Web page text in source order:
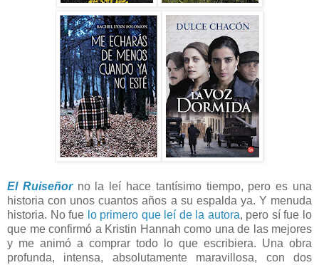
El Ruiseñorno la leí hace tantísimo tiempo, pero es una
historia con unos cuantos años a su espalda ya. Y menuda
historia. No fue lo primero que leí de la autora, pero sí fue lo
que me confirmó a Kristin Hannah como una de las mejores
y me animó a comprar todo lo que escribiera. Una obra
profunda, intensa, absolutamente maravillosa, con dos